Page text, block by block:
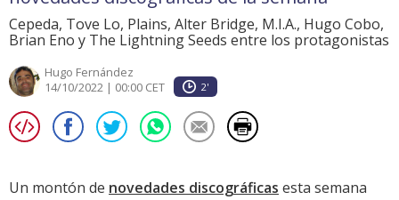
Cepeda, Tove Lo, Plains, Alter Bridge, M.I.A., Hugo Cobo,
Brian Eno y The Lightning Seeds entre los protagonistas
Hugo Fernández
14/10/2022 | 00:00 CET
2'
Un montón de novedades discográficas esta semana